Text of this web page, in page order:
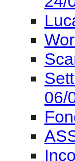
06/